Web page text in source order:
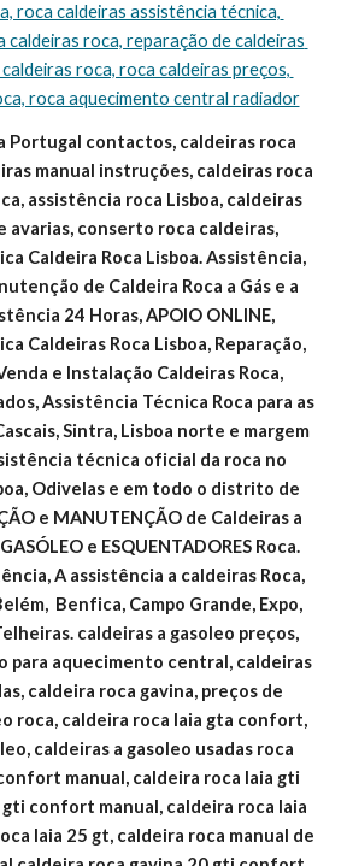
roca caldeiras assistência técnica,
caldeiras roca, reparação de caldeiras
roca, roca caldeiras preços,
roca aquecimento central radiador
Portugal contactos, caldeiras roca
manual instruções, caldeiras roca
assistência roca Lisboa, caldeiras
avarias, conserto roca caldeiras,
Caldeira Roca Lisboa. Assistência,
de Caldeira Roca a Gás e a
24 Horas, APOIO ONLINE,
Caldeiras Roca Lisboa, Reparação,
e Instalação Caldeiras Roca,
Assistência Técnica Roca para as
Sintra, Lisboa norte e margem
técnica oficial da roca no
Odivelas e em todo o distrito de
e MANUTENÇÃO de Caldeiras a
e ESQUENTADORES Roca.
A assistência a caldeiras Roca,
Benfica, Campo Grande, Expo,
caldeiras a gasoleo preços,
para aquecimento central, caldeiras
caldeira roca gavina, preços de
roca, caldeira roca laia gta confort,
caldeiras a gasoleo usadas roca
manual, caldeira roca laia gti
confort manual, caldeira roca laia
laia 25 gt, caldeira roca manual de